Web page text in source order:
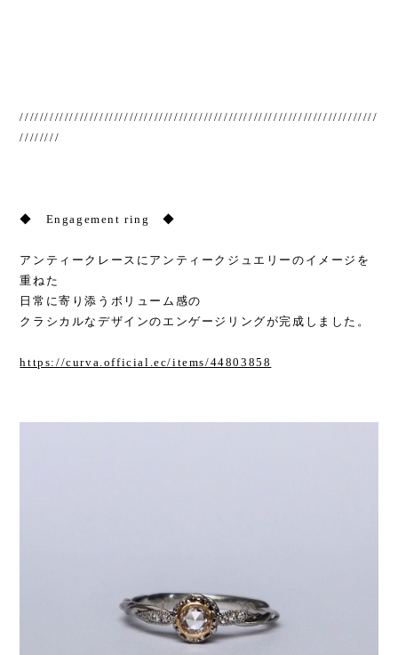
////////////////////////////////////////////////////////////////////////
////////
◆ Engagement ring ◆
アンティークレースにアンティークジュエリーのイメージを
重ねた
日常に寄り添うボリューム感の
クラシカルなデザインのエンゲージリングが完成しました。
https://curva.official.ec/items/44803858